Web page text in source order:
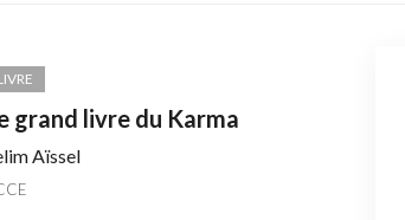
grand livre du Karma
Aïssel